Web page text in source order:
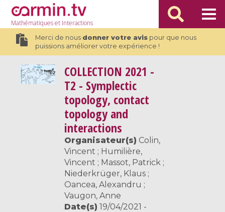
Mathématiqueset Interactions
Merci de nous donner votre avispour que nous
puissions améliorer votre expérience !
COLLECTION 2021 -
T2 - Symplectic
topology, contact
topology and
interactions
Organisateur(s) Colin,
Vincent ; Humilière,
Vincent ; Massot, Patrick ;
Niederkrüger, Klaus ;
Oancea, Alexandru ;
Vaugon, Anne
Date(s) 19/04/2021 -